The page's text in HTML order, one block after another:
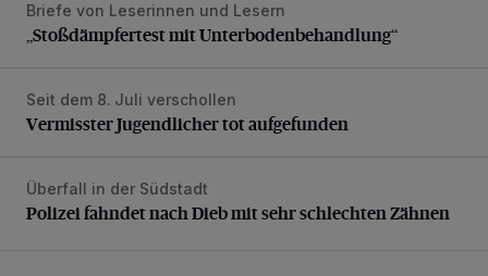
„Stoßdämpfertest mit Unterbodenbehandlung“
Briefe von Leserinnen und Lesern
„Stoßdämpfertest mit Unterbodenbehandlung“
Vermisster Jugendlicher tot aufgefunden
Seit dem 8. Juli verschollen
Vermisster Jugendlicher tot aufgefunden
Polizei fahndet nach Dieb mit sehr schlechten Zähnen
Überfall in der Südstadt
Polizei fahndet nach Dieb mit sehr schlechten Zähnen